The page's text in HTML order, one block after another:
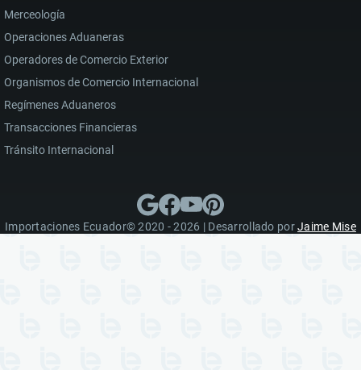
Merceología
Operaciones Aduaneras
Operadores de Comercio Exterior
Organismos de Comercio Internacional
Regímenes Aduaneros
Transacciones Financieras
Tránsito Internacional
Importaciones Ecuador© 2020 - 2026 | Desarrollado porJaime Mise